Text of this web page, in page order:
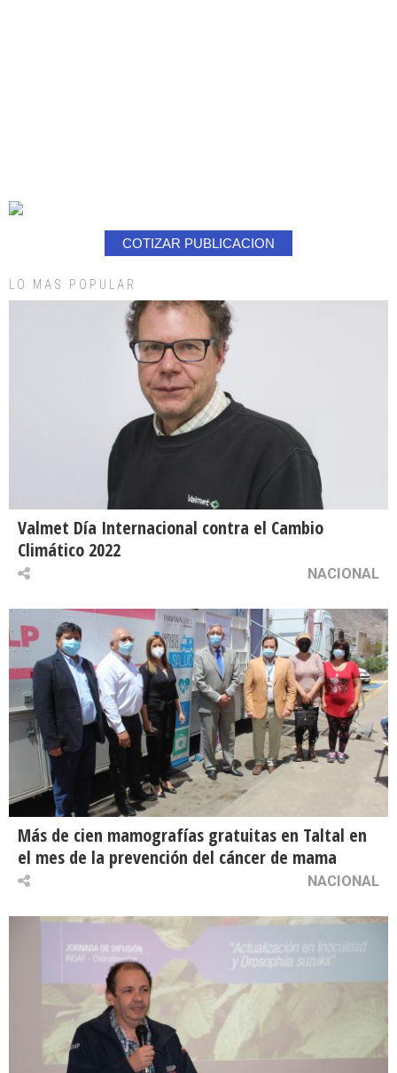
COTIZAR PUBLICACION
LO MAS POPULAR
Valmet Día Internacional contra el Cambio
Climático 2022
NACIONAL
Más de cien mamografías gratuitas en Taltal en
el mes de la prevención del cáncer de mama
NACIONAL